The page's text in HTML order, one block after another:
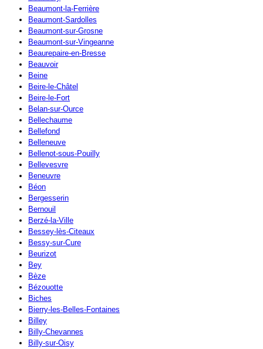
Beaumont-la-Ferrière
Beaumont-Sardolles
Beaumont-sur-Grosne
Beaumont-sur-Vingeanne
Beaurepaire-en-Bresse
Beauvoir
Beine
Beire-le-Châtel
Beire-le-Fort
Belan-sur-Ource
Bellechaume
Bellefond
Belleneuve
Bellenot-sous-Pouilly
Bellevesvre
Beneuvre
Béon
Bergesserin
Bernouil
Berzé-la-Ville
Bessey-lès-Citeaux
Bessy-sur-Cure
Beurizot
Bey
Bèze
Bézouotte
Biches
Bierry-les-Belles-Fontaines
Billey
Billy-Chevannes
Billy-sur-Oisy